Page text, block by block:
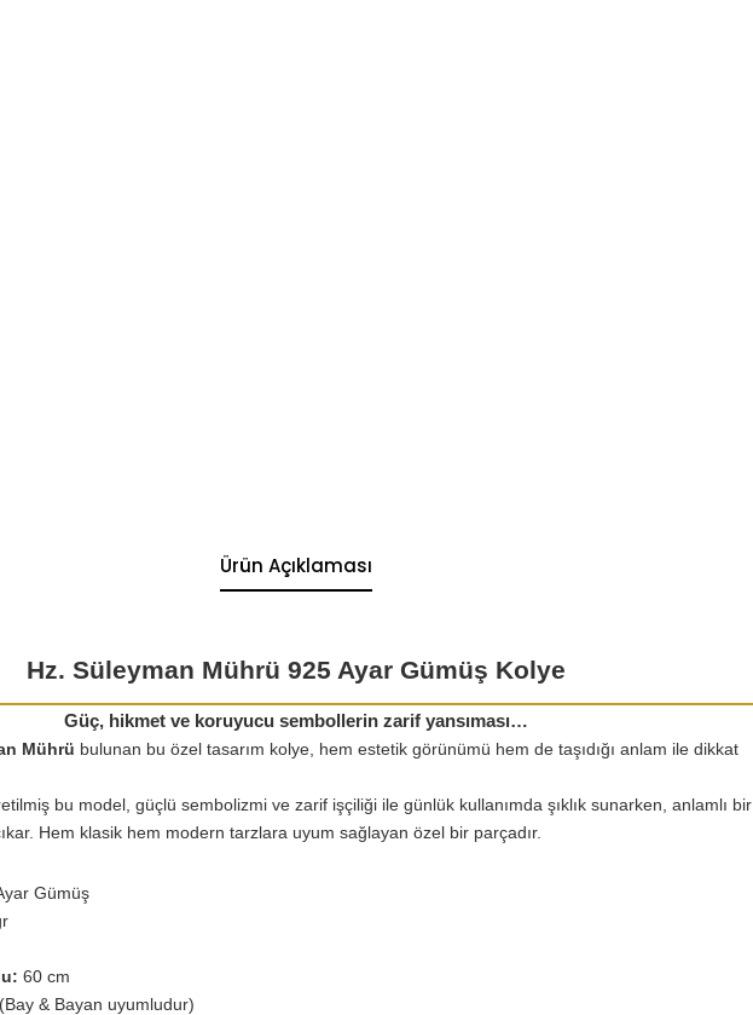
Ürün Açıklaması
Hz. Süleyman Mührü 925 Ayar Gümüş Kolye
Güç, hikmet ve koruyucu sembollerin zarif yansıması…
Mührü bulunan bu özel tasarım kolye, hem estetik görünümü hem de taşıdığı anlam ile dikkat
bu model, güçlü sembolizmi ve zarif işçiliği ile günlük kullanımda şıklık sunarken, anlamlı bir
Hem klasik hem modern tarzlara uyum sağlayan özel bir parçadır.
Gümüş
60 cm
& Bayan uyumludur)